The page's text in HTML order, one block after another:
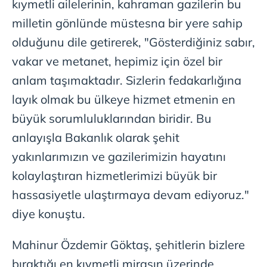
kıymetli ailelerinin, kahraman gazilerin bu
milletin gönlünde müstesna bir yere sahip
olduğunu dile getirerek, "Gösterdiğiniz sabır,
vakar ve metanet, hepimiz için özel bir
anlam taşımaktadır. Sizlerin fedakarlığına
layık olmak bu ülkeye hizmet etmenin en
büyük sorumluluklarından biridir. Bu
anlayışla Bakanlık olarak şehit
yakınlarımızın ve gazilerimizin hayatını
kolaylaştıran hizmetlerimizi büyük bir
hassasiyetle ulaştırmaya devam ediyoruz."
diye konuştu.
Mahinur Özdemir Göktaş, şehitlerin bizlere
bıraktığı en kıymetli mirasın üzerinde